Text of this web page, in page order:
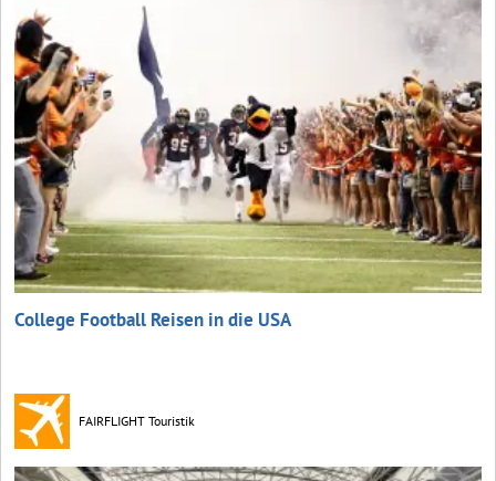
College Football Reisen in die USA
FAIRFLIGHT Touristik